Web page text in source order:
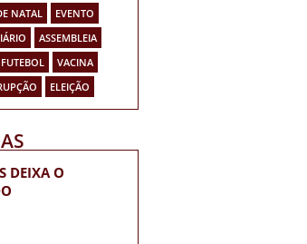
NATAL
EVENTO
ASSEMBLEIA
FUTEBOL
VACINA
ELEIÇÃO
DEIXA O